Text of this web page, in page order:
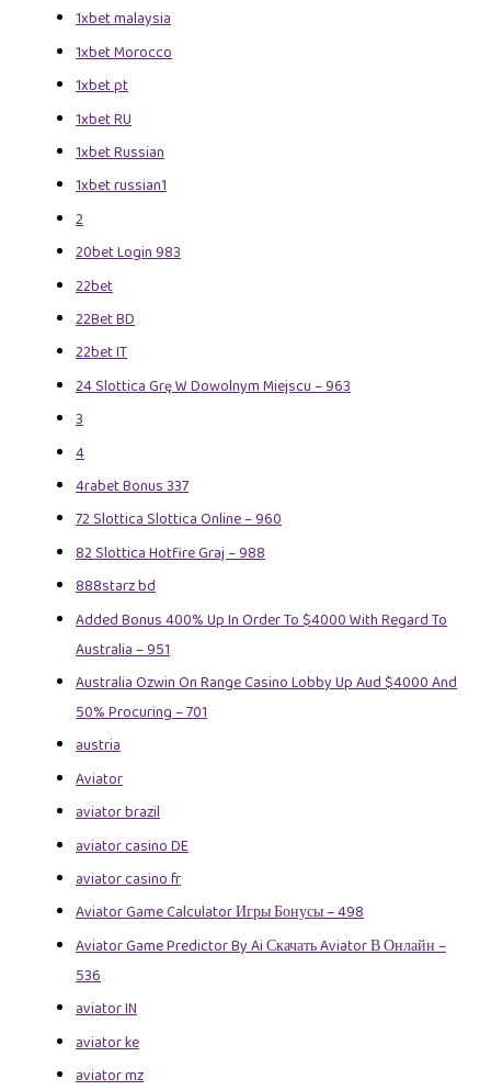
1xbet malaysia
1xbet Morocco
1xbet pt
1xbet RU
1xbet Russian
1xbet russian1
2
20bet Login 983
22bet
22Bet BD
22bet IT
24 Slottica Grę W Dowolnym Miejscu – 963
3
4
4rabet Bonus 337
72 Slottica Slottica Online – 960
82 Slottica Hotfire Graj – 988
888starz bd
Added Bonus 400% Up In Order To $4000 With Regard To
Australia – 951
Australia Ozwin On Range Casino Lobby Up Aud $4000 And
50% Procuring – 701
austria
Aviator
aviator brazil
aviator casino DE
aviator casino fr
Aviator Game Calculator Игры Бонусы – 498
Aviator Game Predictor By Ai Скачать Aviator В Онлайн –
536
aviator IN
aviator ke
aviator mz